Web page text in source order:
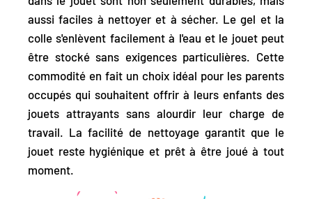
aussi faciles à nettoyer et à sécher. Le gel et la
colle s'enlèvent facilement à l'eau et le jouet peut
être stocké sans exigences particulières. Cette
commodité en fait un choix idéal pour les parents
occupés qui souhaitent offrir à leurs enfants des
jouets attrayants sans alourdir leur charge de
travail. La facilité de nettoyage garantit que le
jouet reste hygiénique et prêt à être joué à tout
moment.